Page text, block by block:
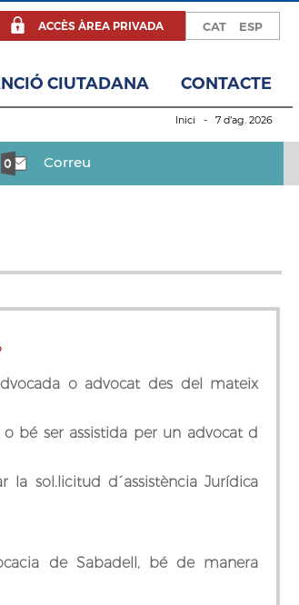
ESP
CAT
ACCÈS ÀREA PRIVADA
CIUTADANA CONTACTE
Inici - 7 d’ag. 2026
Correu
o advocat des del mateix
bé ser assistida per un advocat d
sol.licitud d´assistència Jurídica
de Sabadell, bé de manera